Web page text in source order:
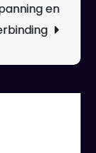
en